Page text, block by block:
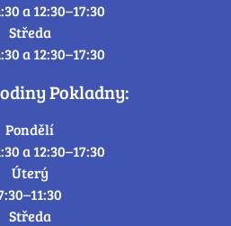
a 12:30–17:30
Středa
a 12:30–17:30
Pokladny:
Pondělí
a 12:30–17:30
Úterý
Středa